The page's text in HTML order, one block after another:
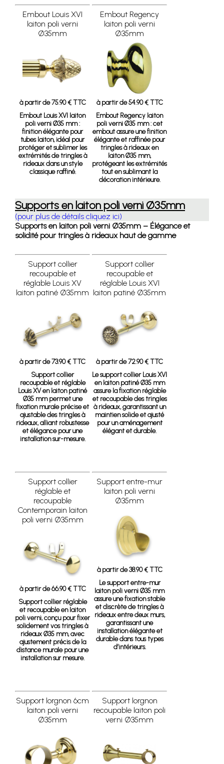
Embout Louis XVI
laiton poli verni
Ø35mm
à partir de 75.90 € TTC
Embout Louis XVI laiton
poli verni Ø35 mm:
finition élégante pour
tubes laiton, idéal pour
protéger et sublimer les
extrémités de tringles à
rideaux dans un style
classique raffiné.
Embout Regency
laiton poli verni
Ø35mm
à partir de 54.90 € TTC
Embout Regency laiton
poli verni Ø35 mm :cet
embout assure une finition
élégante et raffinée pour
tringles à rideaux en
laiton Ø35 mm,
protégeant les extrémités
tout en sublimant la
décoration intérieure.
Supports en laiton poli verni Ø35mm
(pour plus de détails cliquez ici)
Supports en laiton poli verni Ø35mm – Élégance et
solidité pour tringles à rideaux haut de gamme
Support collier
recoupable et
réglable Louis XV
laiton patiné Ø35mm
à partir de 73.90 € TTC
Support collier
recoupable et réglable
Louis XV en laiton patiné
Ø35 mmpermet une
fixation murale précise et
ajustable des tringles à
rideaux, alliant robustesse
et élégance pour une
installation sur-mesure.
Support collier
recoupable et
réglable Louis XVI
laiton patiné Ø35mm
à partir de 72.90 € TTC
Le support collier Louis XVI
en laiton patiné Ø35 mm
assure la fixation réglable
et recoupable des tringles
à rideaux, garantissant un
maintien solide et ajusté
pour un aménagement
élégant et durable.
Support collier
réglable et
recoupable
Contemporain laiton
poli verni Ø35mm
à partir de 66.90 € TTC
Support collier réglable
et recoupable en laiton
poli verni, conçu pour fixer
solidement vos tringles à
rideaux Ø35 mm, avec
ajustement précis de la
distance murale pour une
installation sur mesure.
Support entre-mur
laiton poli verni
Ø35mm
à partir de 38.90 € TTC
Le support entre-mur
laiton poli verni Ø35 mm
assure une fixation stable
et discrète de tringles à
rideaux entre deux murs,
garantissant une
installation élégante et
durable dans tous types
d’intérieurs.
Support lorgnon 6cm
laiton poli verni
Ø35mm
Support lorgnon
recoupable laiton poli
verni Ø35mm